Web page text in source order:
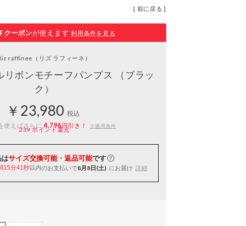
[ 前に戻る ]
クーポンが使えます 利用条件を見る
raffinee （リズ ラフィーネ）
リボンモチーフパンプス （ブラッ
ク）
￥23,980 税込
使えばさらに4,796円引き！ ※適用条件
239ポイント還元
はサイズ交換可能・返品可能です
15分40秒以内のお支払いで8月8日(土) にお届け 詳細